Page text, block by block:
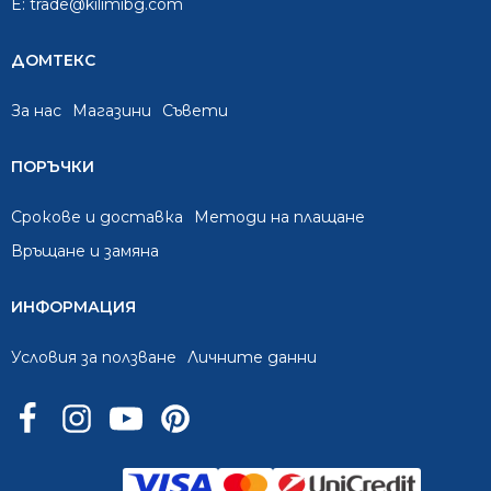
E: trade@kilimibg.com
ДОМТЕКС
За нас Mагазини Съвети
ПОРЪЧКИ
Срокове и доставка
Методи на плащане
Връщане и замяна
ИНФОРМАЦИЯ
Условия за ползване Личните данни